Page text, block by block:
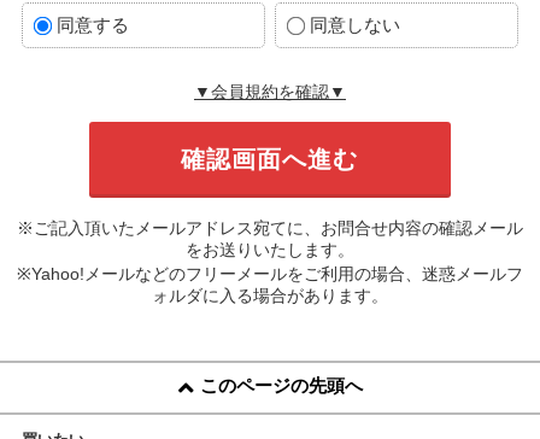
同意する 同意しない
▼会員規約を確認▼
※ご記入頂いたメールアドレス宛てに、お問合せ内容の確認メール
をお送りいたします。
※Yahoo!メールなどのフリーメールをご利用の場合、迷惑メールフ
ォルダに入る場合があります。
このページの先頭へ